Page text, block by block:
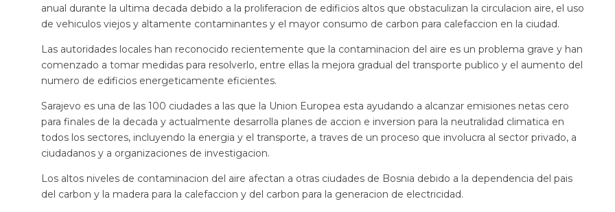
anual durante la ultima decada debido a la proliferacion de edificios altos que obstaculizan la circulacion aire, el uso
de vehiculos viejos y altamente contaminantes y el mayor consumo de carbon para calefaccion en la ciudad.
Las autoridades locales han reconocido recientemente que la contaminacion del aire es un problema grave y han
comenzado a tomar medidas para resolverlo, entre ellas la mejora gradual del transporte publico y el aumento del
numero de edificios energeticamente eficientes.
Sarajevo es una de las 100 ciudades a las que la Union Europea esta ayudando a alcanzar emisiones netas cero
para finales de la decada y actualmente desarrolla planes de accion e inversion para la neutralidad climatica en
todos los sectores, incluyendo la energia y el transporte, a traves de un proceso que involucra al sector privado, a
ciudadanos y a organizaciones de investigacion.
Los altos niveles de contaminacion del aire afectan a otras ciudades de Bosnia debido a la dependencia del pais
del carbon y la madera para la calefaccion y del carbon para la generacion de electricidad.